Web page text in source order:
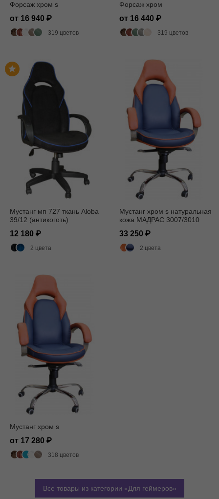
Форсаж хром s
от 16 940
319 цветов
Форсаж хром
от 16 440
319 цветов
Мустанг мп 727 ткань Aloba
39/12 (антикоготь)
12 180
2 цвета
Мустанг хром s натуральная
кожа МАДРАС 3007/3010
33 250
2 цвета
Мустанг хром s
от 17 280
318 цветов
Все товары из категории Для геймеров